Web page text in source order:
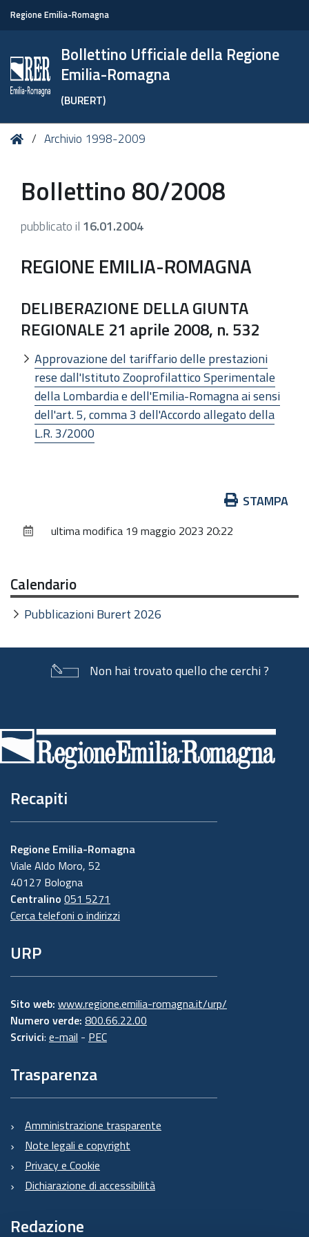
Regione Emilia-Romagna
Bollettino Ufficiale della Regione
Emilia-Romagna
(BURERT)
Tu HomeArchivio 1998-2009
Bollettino 80/2008
pubblicato il 16.01.2004
REGIONE EMILIA-ROMAGNA
DELIBERAZIONE DELLA GIUNTA
REGIONALE 21 aprile 2008, n. 532
Approvazione del tariffario delle prestazioni
rese dall'Istituto Zooprofilattico Sperimentale
della Lombardia e dell'Emilia-Romagna ai sensi
dell'art. 5, comma 3 dell'Accordo allegato della
L.R. 3/2000
documento
STAMPA
ultima modifica 19 maggio 2023 20:22
Calendario
Pubblicazioni Burert 2026
Non hai trovato quello che cerchi ?
di
pagina
Recapiti
Regione Emilia-Romagna
Viale Aldo Moro, 52
40127 Bologna
Centralino 051 5271
Cerca telefoni o indirizzi
URP
Sito web: www.regione.emilia-romagna.it/urp/
Numero verde: 800.66.22.00
Scrivici: e-mail - PEC
Trasparenza
Amministrazione trasparente
Note legali e copyright
Privacy e Cookie
Dichiarazione di accessibilità
Redazione